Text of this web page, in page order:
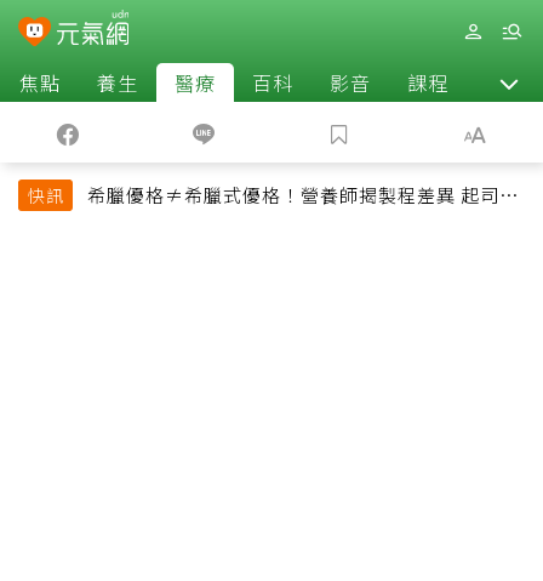
焦點 養生 醫療 百科 影音 課程 退休
快訊
希臘優格≠希臘式優格！營養師揭製程差異 起司片